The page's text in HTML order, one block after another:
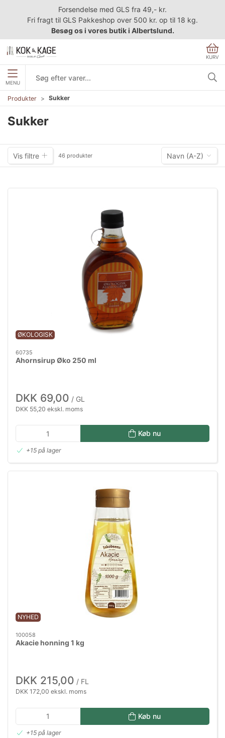
Forsendelse med GLS fra 49,- kr.
Fri fragt til GLS Pakkeshop over 500 kr. op til 18 kg.
Besøg os i vores butik i Albertslund.
KURV
MENU
Produkter Sukker
Sukker
Vis filtre 46 produkter Navn (A-Z)
ØKOLOGISK
60735
Ahornsirup Øko 250 ml
DKK 69,00 / GL
DKK 55,20 ekskl. moms
Køb nu
+15 på lager
NYHED
100058
Akacie honning 1 kg
DKK 215,00 / FL
DKK 172,00 ekskl. moms
Køb nu
+15 på lager